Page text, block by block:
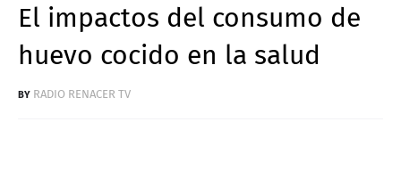
El impactos del consumo de
huevo cocido en la salud
RADIO RENACER TV